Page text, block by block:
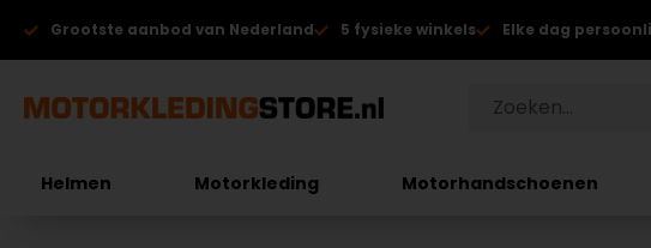
Grootste aanbod van Nederland 5 fysieke winkels Elke dag
Helmen Motorkleding Motorhandschoenen